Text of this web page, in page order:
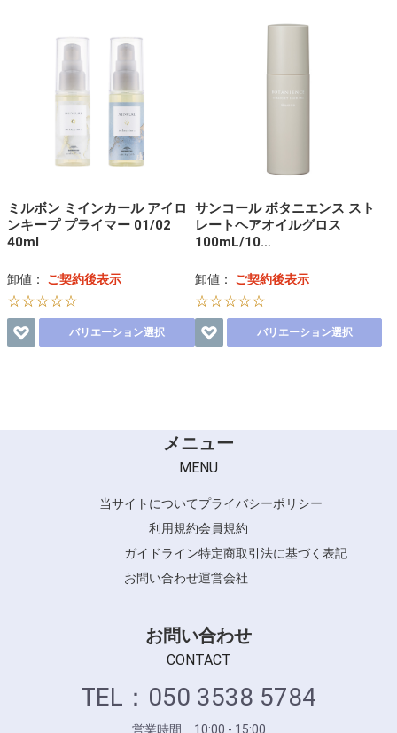
ミルボン ミインカール アイロ
ンキープ プライマー 01/02
40ml
卸値： ご契約後表示
☆☆☆☆☆
バリエーション選択
サンコール ボタニエンス スト
レートヘアオイルグロス
100mL/10…
卸値： ご契約後表示
☆☆☆☆☆
バリエーション選択
メニュー
MENU
当サイトについてプライバシーポリシー
利用規約会員規約
ガイドライン特定商取引法に基づく表記
お問い合わせ運営会社
お問い合わせ
CONTACT
TEL：050 3538 5784
営業時間 10:00 - 15:00